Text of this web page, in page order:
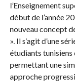
l’Enseignement
début de l’année
nouveau concept
». Il s’agit d’une
étudiants tunisiens
permettant une
approche